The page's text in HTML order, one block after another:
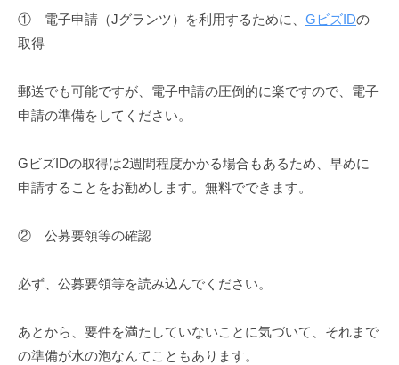
① 電子申請（Jグランツ）を利用するために、 GビズIDの
取得
郵送でも可能ですが、電子申請の圧倒的に楽ですので、電子
申請の準備をしてください。
GビズIDの取得は2週間程度かかる場合もあるため、早めに
申請することをお勧めします。無料でできます。
② 公募要領等の確認
必ず、公募要領等を読み込んでください。
あとから、要件を満たしていないことに気づいて、それまで
の準備が水の泡なんてこともあります。